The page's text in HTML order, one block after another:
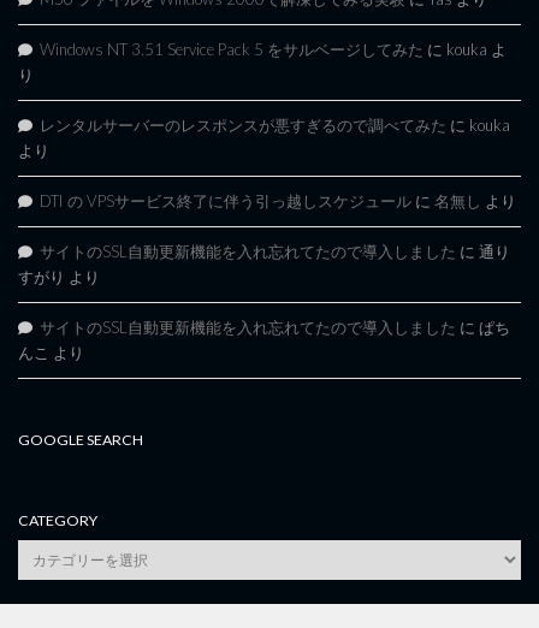
Windows NT 3.51 Service Pack 5 をサルベージしてみた に kouka よ
り
レンタルサーバーのレスポンスが悪すぎるので調べてみた に kouka
より
DTI の VPSサービス終了に伴う引っ越しスケジュール に 名無し より
サイトのSSL自動更新機能を入れ忘れてたので導入しました に 通り
すがり より
サイトのSSL自動更新機能を入れ忘れてたので導入しました に ぱち
んこ より
GOOGLE SEARCH
CATEGORY
category